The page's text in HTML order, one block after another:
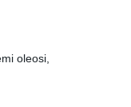
oleosi,